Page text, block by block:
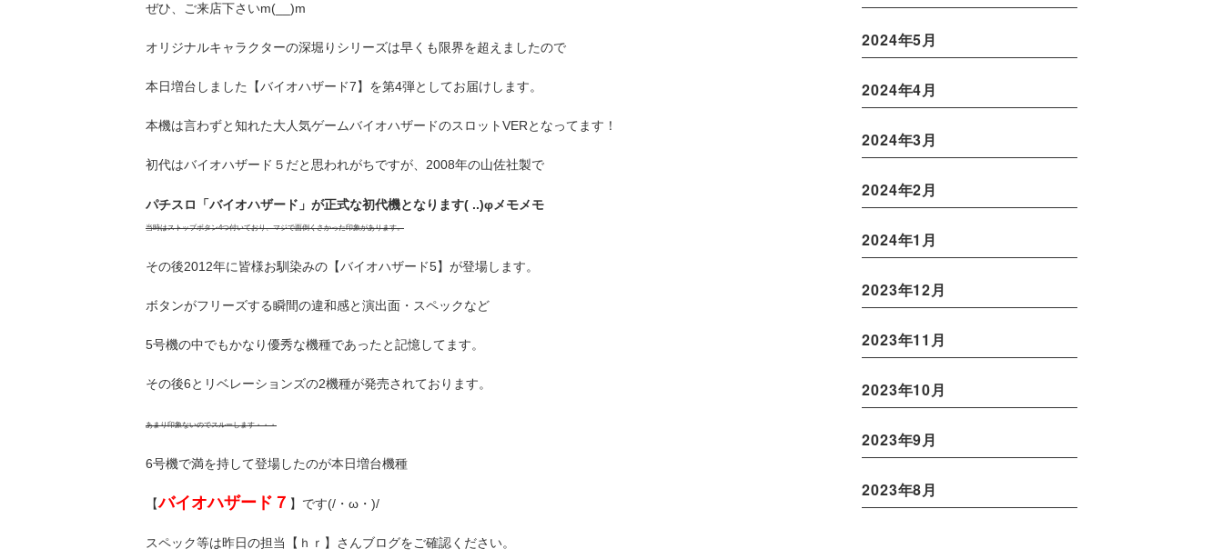
ぜひ、ご来店下さいm(__)m
オリジナルキャラクターの深堀りシリーズは早くも限界を超えましたので
本日増台しました【バイオハザード7】を第4弾としてお届けします。
本機は言わずと知れた大人気ゲームバイオハザードのスロットVERとなってます！
初代はバイオハザード５だと思われがちですが、2008年の山佐社製で
パチスロ「バイオハザード」が正式な初代機となります( ..)φメモメモ
当時はストップボタン4つ付いており、マジで面倒くさかった印象があります。
その後2012年に皆様お馴染みの【バイオハザード5】が登場します。
ボタンがフリーズする瞬間の違和感と演出面・スペックなど
5号機の中でもかなり優秀な機種であったと記憶してます。
その後6とリベレーションズの2機種が発売されております。
あまり印象ないのでスルーします・・・
6号機で満を持して登場したのが本日増台機種
【バイオハザード７ 】です(/・ω・)/
スペック等は昨日の担当【ｈｒ】さんブログをご確認ください。
2024年5月
2024年4月
2024年3月
2024年2月
2024年1月
2023年12月
2023年11月
2023年10月
2023年9月
2023年8月